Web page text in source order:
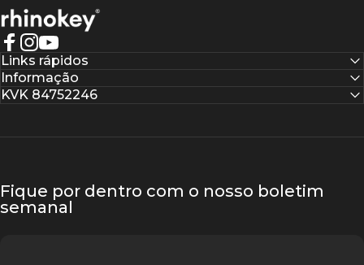
Rhinokey®
Facebook
Instagram
YouTube
Links rápidos
Informação
KVK 84752246
Fique por dentro com o nosso boletim
semanal